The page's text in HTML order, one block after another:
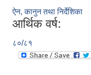
ऐन, कानुन तथा निर्देशिका
आर्थिक वर्ष:
८०/८१